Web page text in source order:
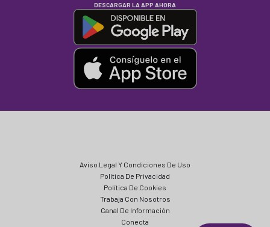
DESCARGAR LA APP AHORA
Aviso Legal Y Condiciones De Uso
Política De Privacidad
Política De Cookies
Trabaja Con Nosotros
Canal De Información
Conecta